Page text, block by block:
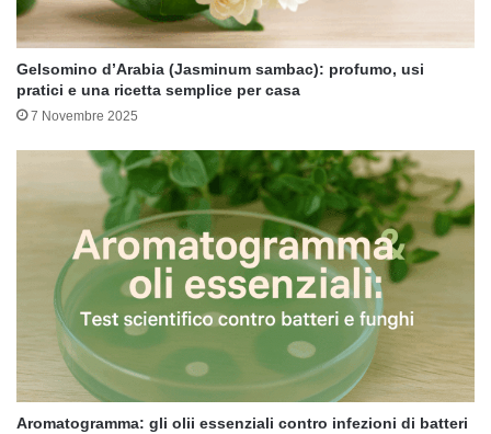
Gelsomino d’Arabia (Jasminum sambac): profumo, usi
pratici e una ricetta semplice per casa
7 Novembre 2025
Aromatogramma: gli olii essenziali contro infezioni di batteri